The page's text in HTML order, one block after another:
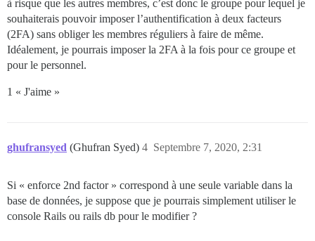
à risque que les autres membres, c’est donc le groupe pour lequel je
souhaiterais pouvoir imposer l’authentification à deux facteurs
(2FA) sans obliger les membres réguliers à faire de même.
Idéalement, je pourrais imposer la 2FA à la fois pour ce groupe et
pour le personnel.
1 « J'aime »
ghufransyed (Ghufran Syed) Septembre 7, 2020, 2:31
4
Si « enforce 2nd factor » correspond à une seule variable dans la
base de données, je suppose que je pourrais simplement utiliser le
console Rails ou rails db pour le modifier ?